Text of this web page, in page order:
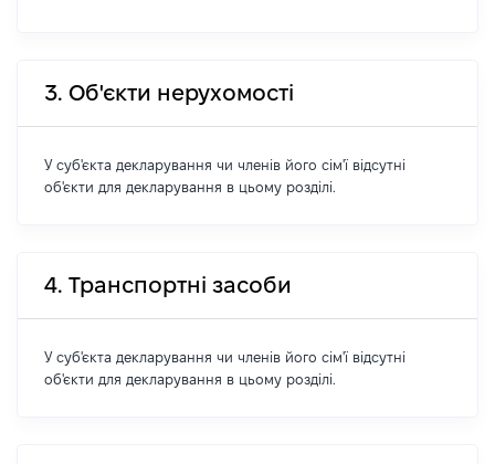
3. Об'єкти нерухомості
У суб'єкта декларування чи членів його сім'ї відсутні
об'єкти для декларування в цьому розділі.
4. Транспортні засоби
У суб'єкта декларування чи членів його сім'ї відсутні
об'єкти для декларування в цьому розділі.